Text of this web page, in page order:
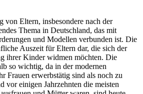
von Eltern, insbesondere nach der
Thema in Deutschland, das mit
und Modellen verbunden ist. Die
Auszeit für Eltern dar, die sich der
ihrer Kinder widmen möchten. Die
so wichtig, da in der modernen
Frauen erwerbstätig sind als noch zu
vor einigen Jahrzehnten die meisten